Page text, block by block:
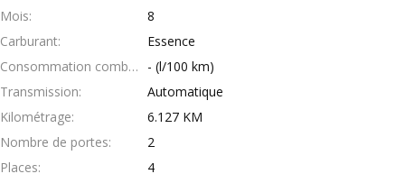
Mois
8
Carburant
Essence
Consommation combinée
- (l/100 km)
Transmission
Automatique
Kilométrage
6.127 KM
Nombre de portes
2
Places
4